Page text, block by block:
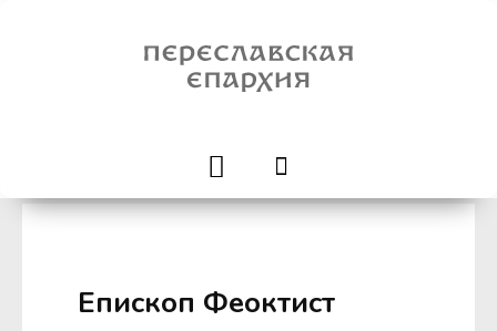
Епископ Феоктист